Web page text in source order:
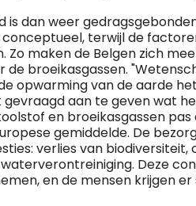
is dan weer
terwijl de
Zo maken de Belgen zich
de broeikasgassen.
opwarming van de aarde
aan te geven wat
en broeikasgassen
gemiddelde. De
verlies van biodiversiteit,
Deze
en de mensen krijgen